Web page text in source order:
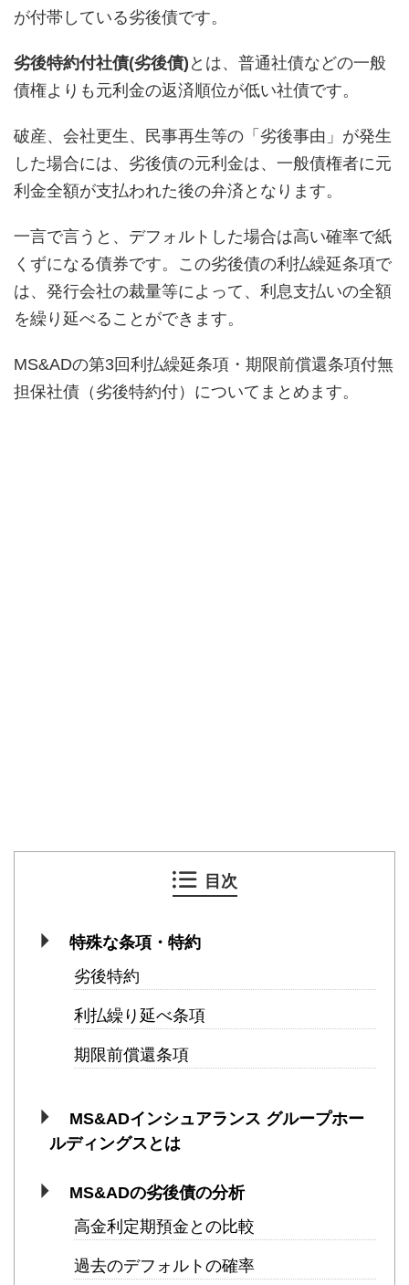
が付帯している劣後債です。
劣後特約付社債(劣後債) とは、普通社債などの一般
債権よりも元利金の返済順位が低い社債です。
破産、会社更生、民事再生等の「劣後事由」が発生
した場合には、劣後債の元利金は、一般債権者に元
利金全額が支払われた後の弁済となります。
一言で言うと、デフォルトした場合は高い確率で紙
くずになる債券です。この劣後債の利払繰延条項で
は、発行会社の裁量等によって、利息支払いの全額
を繰り延べることができます。
MS&ADの第3回利払繰延条項・期限前償還条項付無
担保社債（劣後特約付）についてまとめます。
目次
特殊な条項・特約
劣後特約
利払繰り延べ条項
期限前償還条項
MS&ADインシュアランス グループホー
ルディングスとは
MS&ADの劣後債の分析
高金利定期預金との比較
過去のデフォルトの確率